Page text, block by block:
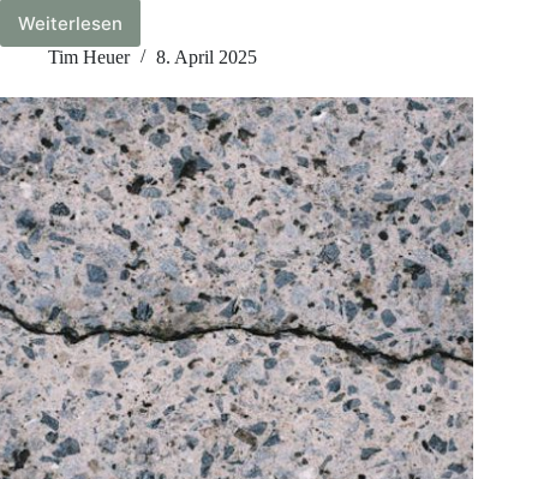
Weiterlesen
Schimmel
auf
Tim Heuer 8. April 2025